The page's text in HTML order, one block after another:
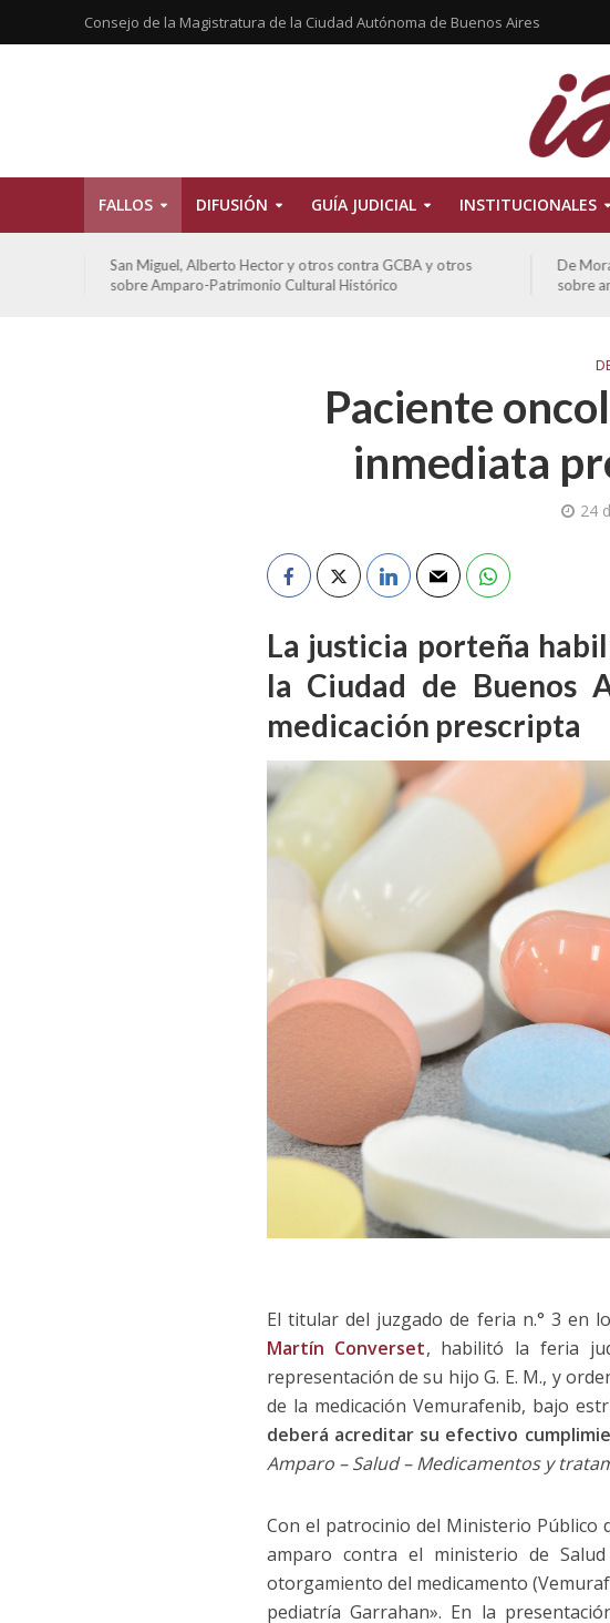
Consejo de la Magistratura de la Ciudad Autónoma de Buenos Aires
FALLOS DIFUSIÓN GUÍA JUDICIAL INSTITUCIONALES
San Miguel, Alberto Hector y otros contra GCBA y otros
sobre Amparo-Patrimonio Cultural Histórico
De
sobre
Paciente
inmediata
24
La justicia porteña
la Ciudad de Buenos
medicación prescripta
El titular del juzgado de feria n.° 3 en
Martín Converset, habilitó la feria
representación de su hijo G. E. M., y
de la medicación Vemurafenib, bajo
deberá acreditar su efectivo
Amparo – Salud – Medicamentos y
Con el patrocinio del Ministerio Público
amparo contra el ministerio de
otorgamiento del medicamento
pediatría Garrahan». En la